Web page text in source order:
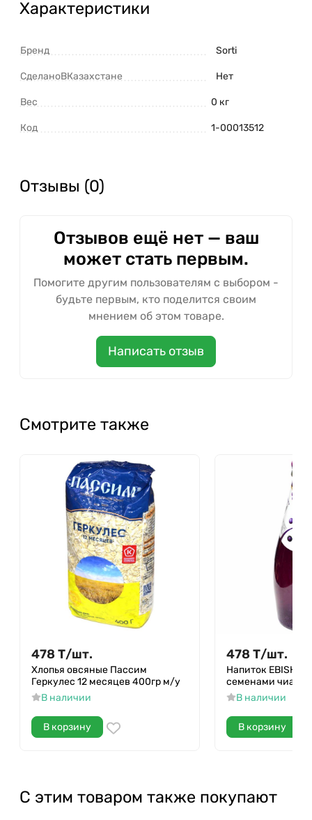
Характеристики
Бренд Sorti
СделаноВКазахстане Нет
Вес 0 кг
Код 1-00013512
Отзывы (0)
Отзывов ещё нет — ваш
может стать первым.
Помогите другим пользователям с выбором -
будьте первым, кто поделится своим
мнением об этом товаре.
Написать отзыв
Смотрите также
478 Т/шт.
Хлопья овсяные Пассим
Геркулес 12 месяцев 400гр м/у
В наличии
В корзину
478 Т/шт.
Напиток EBISH
семенами чиа
В наличии
В корзину
С этим товаром также покупают